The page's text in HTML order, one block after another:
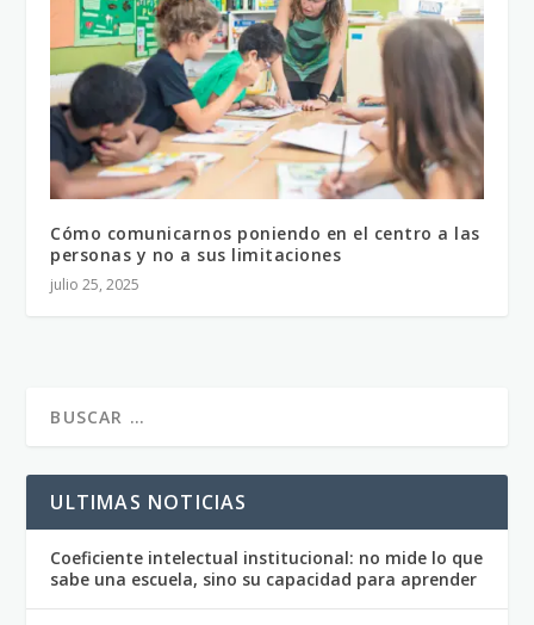
Cómo comunicarnos poniendo en el centro a las
personas y no a sus limitaciones
julio 25, 2025
ULTIMAS NOTICIAS
Coeficiente intelectual institucional: no mide lo que
sabe una escuela, sino su capacidad para aprender